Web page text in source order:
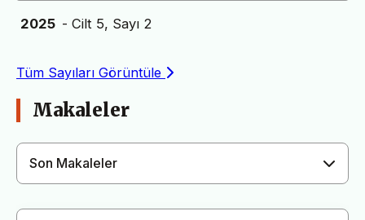
2025 - Cilt 5, Sayı 2
Tüm Sayıları Görüntüle
Makaleler
Son Makaleler